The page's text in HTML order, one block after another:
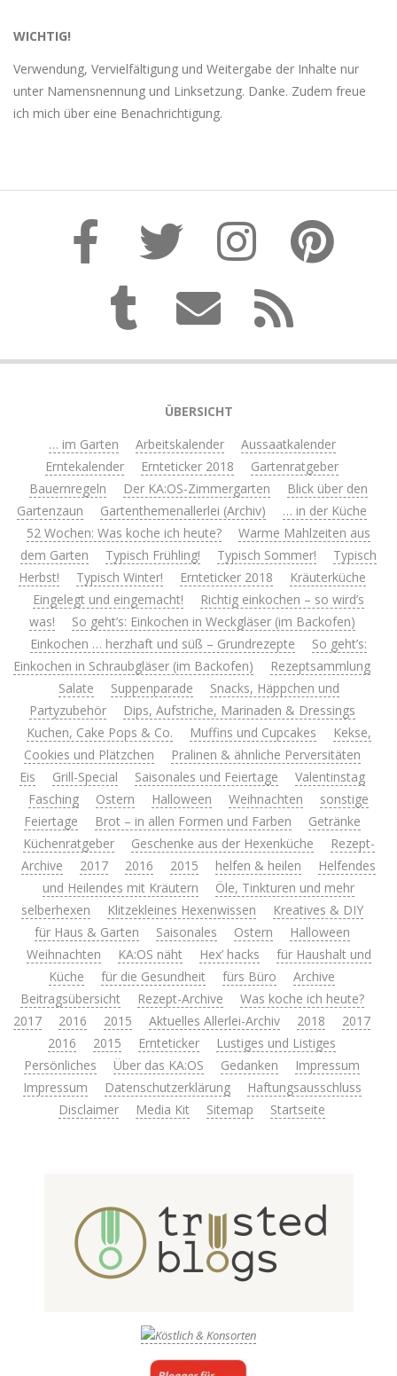
WICHTIG!
Verwendung, Vervielfältigung und Weitergabe der Inhalte nur
unter Namensnennung und Linksetzung. Danke. Zudem freue
ich mich über eine Benachrichtigung.
ÜBERSICHT
… im Garten
Arbeitskalender
Aussaatkalender
Erntekalender
Ernteticker 2018
Gartenratgeber
Bauernregeln
Der KA:OS-Zimmergarten
Blick über den
Gartenzaun
Gartenthemenallerlei (Archiv)
… in der Küche
52 Wochen: Was koche ich heute?
Warme Mahlzeiten aus
dem Garten
Typisch Frühling! Typisch Sommer!
Typisch
Herbst!
Typisch Winter! Ernteticker 2018
Kräuterküche
Eingelegt und eingemacht!
Richtig einkochen – so wird’s
was!
So geht’s: Einkochen in Weckgläser (im Backofen)
Einkochen … herzhaft und süß – Grundrezepte
So geht’s:
Einkochen in Schraubgläser (im Backofen)
Rezeptsammlung
Salate
Suppenparade
Snacks, Häppchen und
Partyzubehör
Dips, Aufstriche, Marinaden & Dressings
Kuchen, Cake Pops & Co.
Muffins und Cupcakes
Kekse,
Cookies und Plätzchen
Pralinen & ähnliche Perversitäten
Eis
Grill-Special Saisonales und Feiertage
Valentinstag
Fasching
Ostern Halloween Weihnachten
sonstige
Feiertage
Brot – in allen Formen und Farben
Getränke
Küchenratgeber
Geschenke aus der Hexenküche
Rezept-
Archive
2017 2016 2015 helfen & heilen
Helfendes
und Heilendes mit Kräutern
Öle, Tinkturen und mehr
selberhexen
Klitzekleines Hexenwissen
Kreatives & DIY
für Haus & Garten
Saisonales Ostern
Halloween
Weihnachten
KA:OS näht Hex’ hacks
für Haushalt und
Küche
für die Gesundheit fürs Büro
Archive
Beitragsübersicht
Rezept-Archive
Was koche ich heute?
2017
2016 2015 Aktuelles Allerlei-Archiv 2018
2017
2016
2015 Ernteticker
Lustiges und Listiges
Persönliches
Über das KA:OS Gedanken
Impressum
Impressum
Datenschutzerklärung
Haftungsausschluss
Disclaimer
Media Kit Sitemap Startseite